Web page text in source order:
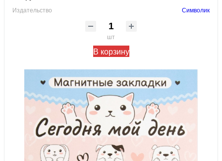
Издательство Символик
шт
В корзину